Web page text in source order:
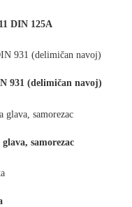
DIN 125A
931 (delimičan navoj)
samorezac